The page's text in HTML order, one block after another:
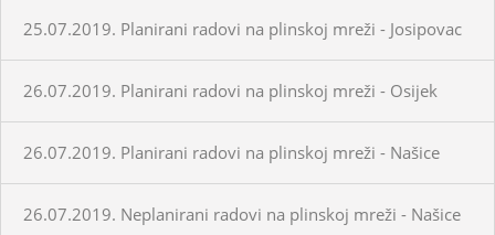
25.07.2019. Planirani radovi na plinskoj mreži - Josipovac
26.07.2019. Planirani radovi na plinskoj mreži - Osijek
26.07.2019. Planirani radovi na plinskoj mreži - Našice
26.07.2019. Neplanirani radovi na plinskoj mreži - Našice